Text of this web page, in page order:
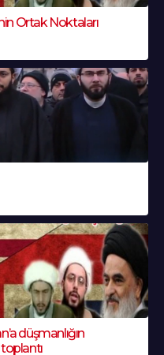
Ortak Noktaları
düşmanlığın